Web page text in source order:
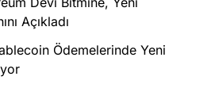
Açıkladı
Ödemelerinde Yeni